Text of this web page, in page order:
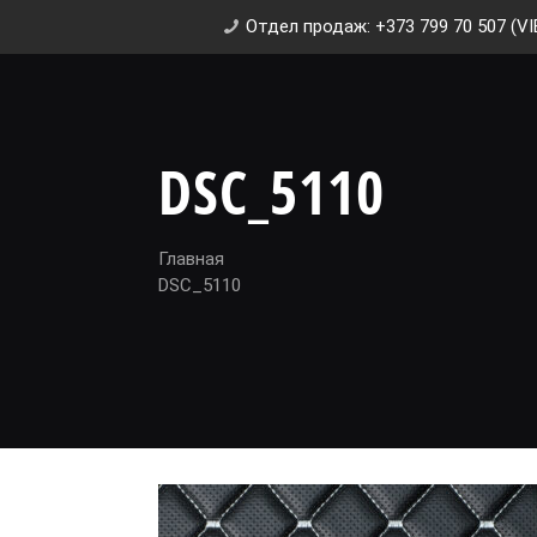
Отдел продаж: +373 799 70 507
DSC_5110
Главная
DSC_5110